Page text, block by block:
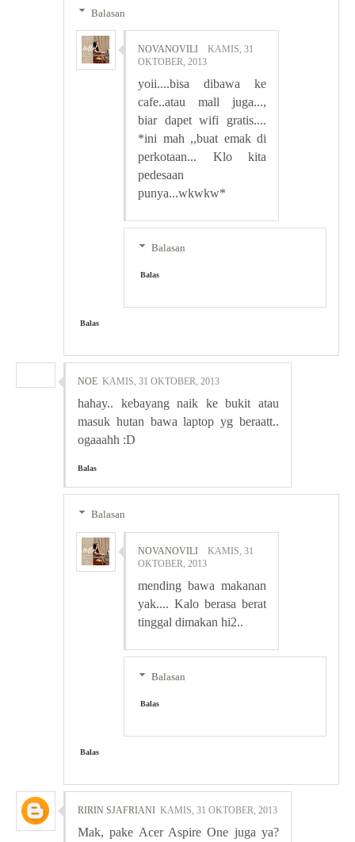
Balasan
NOVANOVILI
KAMIS, 31
OKTOBER, 2013
yoii....bisa dibawa ke
cafe..atau mall juga...,
biar dapet wifi gratis....
*ini mah ,,buat emak di
perkotaan... Klo kita
pedesaan
punya...wkwkw*
Balasan
Balas
Balas
NOE KAMIS, 31 OKTOBER, 2013
hahay.. kebayang naik ke bukit atau
masuk hutan bawa laptop yg beraatt..
ogaaahh :D
Balas
Balasan
NOVANOVILI
KAMIS, 31
OKTOBER, 2013
mending bawa makanan
yak.... Kalo berasa berat
tinggal dimakan hi2..
Balasan
Balas
Balas
RIRIN SJAFRIANI KAMIS, 31 OKTOBER, 2013
Mak, pake Acer Aspire One juga ya?